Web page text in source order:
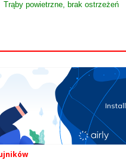
Trąby powietrzne, brak ostrzeżeń